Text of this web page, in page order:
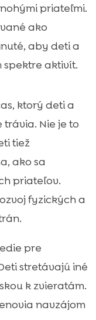
priateľmi.
ako
aby deti a
spektre aktivít.
ktorý deti a
Nie je to
tiež
ako sa
priateľov.
fyzických a
pre
stretávajú iné
k zvieratám.
navzájom